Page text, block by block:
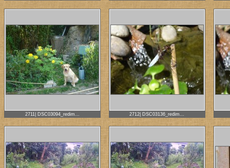
2711| DSC03094_redim... 2712| DSC03136_redim...